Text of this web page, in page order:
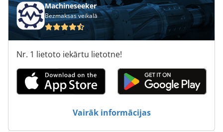
Machineseeker
Bezmaksas veikalā
Nr. 1 lietoto iekārtu lietotne!
Vairāk informācijas